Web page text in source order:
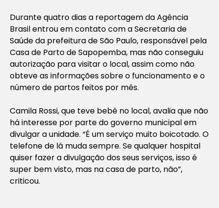
Durante quatro dias a reportagem da Agência
Brasil entrou em contato com a Secretaria de
Saúde da prefeitura de São Paulo, responsável pela
Casa de Parto de Sapopemba, mas não conseguiu
autorização para visitar o local, assim como não
obteve as informações sobre o funcionamento e o
número de partos feitos por mês.
Camila Rossi, que teve bebê no local, avalia que não
há interesse por parte do governo municipal em
divulgar a unidade. “É um serviço muito boicotado. O
telefone de lá muda sempre. Se qualquer hospital
quiser fazer a divulgação dos seus serviços, isso é
super bem visto, mas na casa de parto, não”,
criticou.